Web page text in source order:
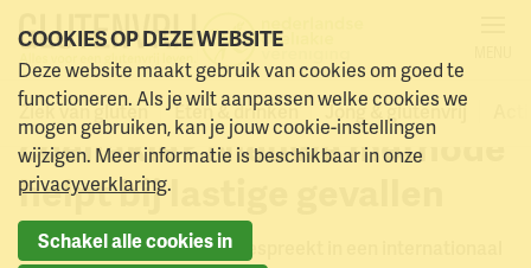
Naar menu Naar hoofdinhoud
Ziek van gluten Eten & drinken Jong & glutenvrij
Twijfel over diagnose
coeliakie? Nieuwe methode
helpt bij lastige gevallen
Het Amsterdamse VUmc bespreekt in een internationaal
COOKIES OP DEZE WEBSITE
Deze website maakt gebruik van cookies om goed te
functioneren. Als je wilt aanpassen welke cookies we
mogen gebruiken, kan je jouw cookie-instellingen
wijzigen. Meer informatie is beschikbaar in onze
privacyverklaring.
Schakel alle cookies in